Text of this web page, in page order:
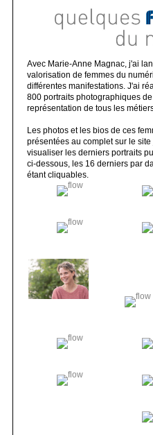
Avec Marie-Anne Magnac, j'ai
valorisation de femmes du
différentes manifestations. J'ai
800 portraits photographiques
représentation de tous les
Les photos et les bios de ces
présentées au complet sur le site
visualiser les derniers portraits
ci-dessous, les 16 derniers par
étant cliquables.